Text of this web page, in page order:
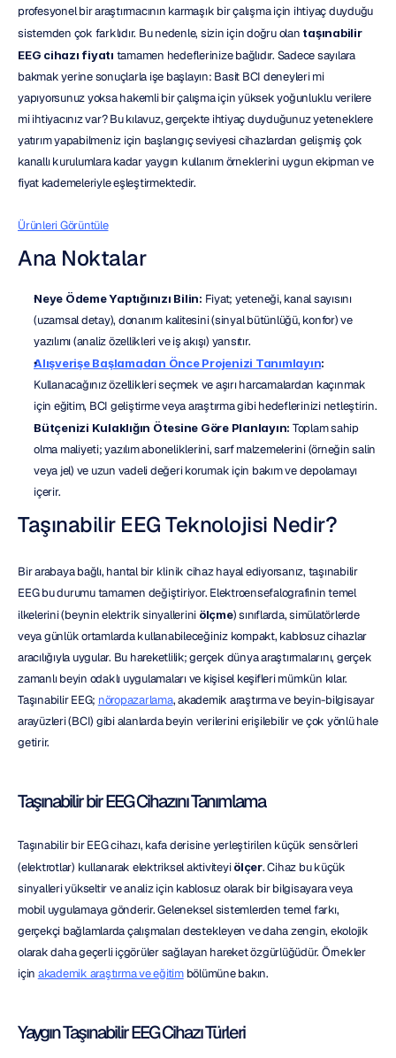
profesyonel bir araştırmacının karmaşık bir çalışma için ihtiyaç duyduğu
sistemden çok farklıdır. Bu nedenle, sizin için doğru olan taşınabilir
EEG cihazı fiyatı tamamen hedeflerinize bağlıdır. Sadece sayılara
bakmak yerine sonuçlarla işe başlayın: Basit BCI deneyleri mi
yapıyorsunuz yoksa hakemli bir çalışma için yüksek yoğunluklu verilere
mi ihtiyacınız var? Bu kılavuz, gerçekte ihtiyaç duyduğunuz yeteneklere
yatırım yapabilmeniz için başlangıç seviyesi cihazlardan gelişmiş çok
kanallı kurulumlara kadar yaygın kullanım örneklerini uygun ekipman ve
fiyat kademeleriyle eşleştirmektedir.
Ürünleri Görüntüle
Ana Noktalar
Neye Ödeme Yaptığınızı Bilin: Fiyat; yeteneği, kanal sayısını
(uzamsal detay), donanım kalitesini (sinyal bütünlüğü, konfor) ve
yazılımı (analiz özellikleri ve iş akışı) yansıtır.
Alışverişe Başlamadan Önce Projenizi Tanımlayın:
Kullanacağınız özellikleri seçmek ve aşırı harcamalardan kaçınmak
için eğitim, BCI geliştirme veya araştırma gibi hedeflerinizi netleştirin.
Bütçenizi Kulaklığın Ötesine Göre Planlayın: Toplam sahip
olma maliyeti; yazılım aboneliklerini, sarf malzemelerini (örneğin salin
veya jel) ve uzun vadeli değeri korumak için bakım ve depolamayı
içerir.
Taşınabilir EEG Teknolojisi Nedir?
Bir arabaya bağlı, hantal bir klinik cihaz hayal ediyorsanız, taşınabilir
EEG bu durumu tamamen değiştiriyor. Elektroensefalografinin temel
ilkelerini (beynin elektrik sinyallerini ölçme) sınıflarda, simülatörlerde
veya günlük ortamlarda kullanabileceğiniz kompakt, kablosuz cihazlar
aracılığıyla uygular. Bu hareketlilik; gerçek dünya araştırmalarını, gerçek
zamanlı beyin odaklı uygulamaları ve kişisel keşifleri mümkün kılar.
Taşınabilir EEG; nöropazarlama, akademik araştırma ve beyin-bilgisayar
arayüzleri (BCI) gibi alanlarda beyin verilerini erişilebilir ve çok yönlü hale
getirir.
Taşınabilir bir EEG Cihazını Tanımlama
Taşınabilir bir EEG cihazı, kafa derisine yerleştirilen küçük sensörleri
(elektrotlar) kullanarak elektriksel aktiviteyi ölçer. Cihaz bu küçük
sinyalleri yükseltir ve analiz için kablosuz olarak bir bilgisayara veya
mobil uygulamaya gönderir. Geleneksel sistemlerden temel farkı,
gerçekçi bağlamlarda çalışmaları destekleyen ve daha zengin, ekolojik
olarak daha geçerli içgörüler sağlayan hareket özgürlüğüdür. Örnekler
için akademik araştırma ve eğitim bölümüne bakın.
Yaygın Taşınabilir EEG Cihazı Türleri